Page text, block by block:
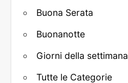
Buona Serata
Buonanotte
Giorni della settimana
Tutte le Categorie